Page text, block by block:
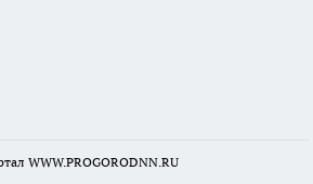
WWW.PROGORODNN.RU